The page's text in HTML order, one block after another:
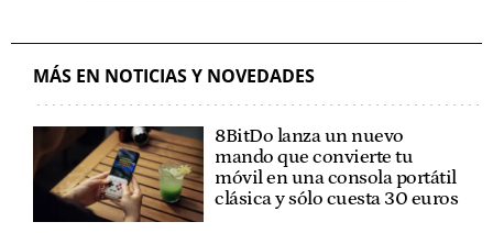
MÁS EN NOTICIAS Y NOVEDADES
8BitDo lanza un nuevo
mando que convierte tu
móvil en una consola portátil
clásica y sólo cuesta 30 euros